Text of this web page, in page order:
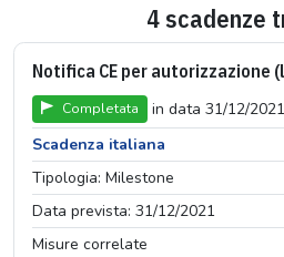
4 scadenze
Notifica CE per autorizzazione
Completata
in data 31/12/2021
Scadenza italiana
Tipologia: Milestone
Data prevista: 31/12/2021
Misure correlate